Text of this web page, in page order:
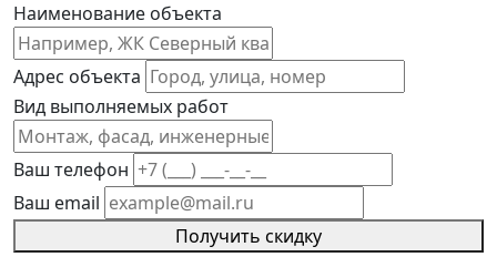
Наименование объекта
Адрес объекта
Вид выполняемых работ
Ваш телефон
Ваш email
Получить скидку